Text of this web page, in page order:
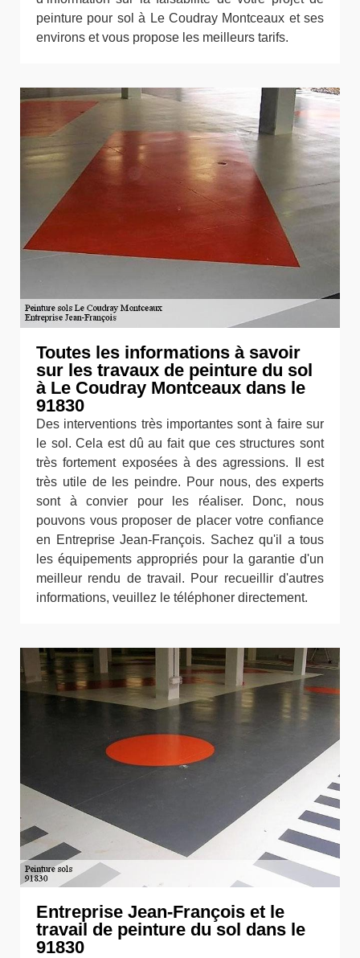
peinture pour sol à Le Coudray Montceaux et ses
environs et vous propose les meilleurs tarifs.
Toutes les informations à savoir
sur les travaux de peinture du sol
à Le Coudray Montceaux dans le
91830
Des interventions très importantes sont à faire sur
le sol. Cela est dû au fait que ces structures sont
très fortement exposées à des agressions. Il est
très utile de les peindre. Pour nous, des experts
sont à convier pour les réaliser. Donc, nous
pouvons vous proposer de placer votre confiance
en Entreprise Jean-François. Sachez qu'il a tous
les équipements appropriés pour la garantie d'un
meilleur rendu de travail. Pour recueillir d'autres
informations, veuillez le téléphoner directement.
Entreprise Jean-François et le
travail de peinture du sol dans le
91830